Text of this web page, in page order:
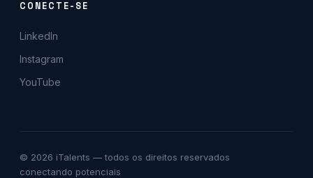
CONECTE-SE
LinkedIn
Instagram
YouTube
© 2026 iTalents — todos os direitos reservados
conectando potenciais